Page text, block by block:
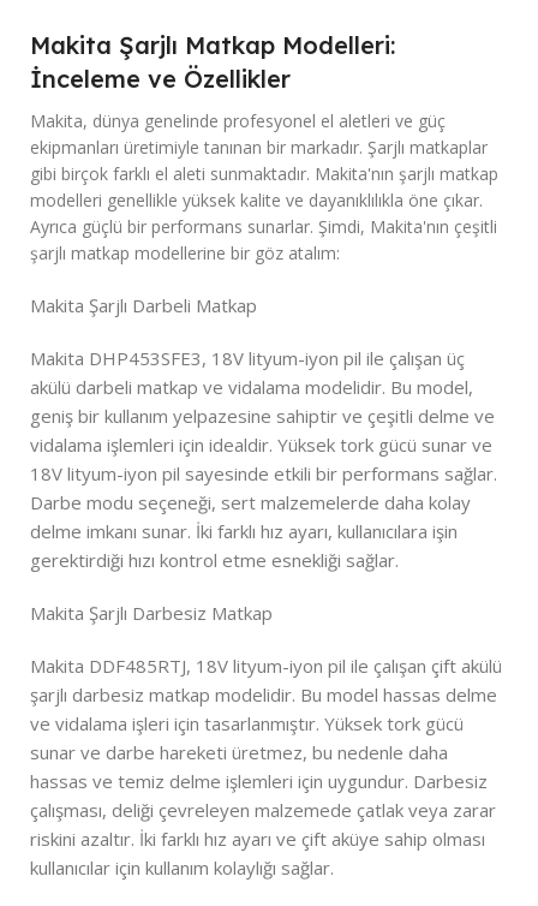
Makita Şarjlı Matkap Modelleri:
İnceleme ve Özellikler
Makita, dünya genelinde profesyonel el aletleri ve güç
ekipmanları üretimiyle tanınan bir markadır. Şarjlı matkaplar
gibi birçok farklı el aleti sunmaktadır. Makita'nın şarjlı matkap
modelleri genellikle yüksek kalite ve dayanıklılıkla öne çıkar.
Ayrıca güçlü bir performans sunarlar. Şimdi, Makita'nın çeşitli
şarjlı matkap modellerine bir göz atalım:
Makita Şarjlı Darbeli Matkap
Makita DHP453SFE3, 18V lityum-iyon pil ile çalışan üç
akülü darbeli matkap ve vidalama modelidir. Bu model,
geniş bir kullanım yelpazesine sahiptir ve çeşitli delme ve
vidalama işlemleri için idealdir. Yüksek tork gücü sunar ve
18V lityum-iyon pil sayesinde etkili bir performans sağlar.
Darbe modu seçeneği, sert malzemelerde daha kolay
delme imkanı sunar. İki farklı hız ayarı, kullanıcılara işin
gerektirdiği hızı kontrol etme esnekliği sağlar.
Makita Şarjlı Darbesiz Matkap
Makita DDF485RTJ, 18V lityum-iyon pil ile çalışan çift akülü
şarjlı darbesiz matkap modelidir. Bu model hassas delme
ve vidalama işleri için tasarlanmıştır. Yüksek tork gücü
sunar ve darbe hareketi üretmez, bu nedenle daha
hassas ve temiz delme işlemleri için uygundur. Darbesiz
çalışması, deliği çevreleyen malzemede çatlak veya zarar
riskini azaltır. İki farklı hız ayarı ve çift aküye sahip olması
kullanıcılar için kullanım kolaylığı sağlar.